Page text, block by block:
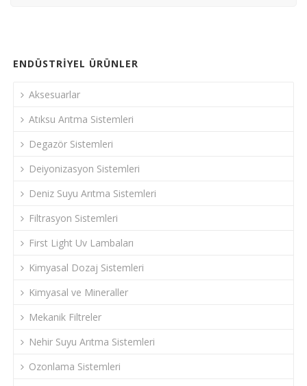
ENDÜSTRIYEL ÜRÜNLER
Aksesuarlar
Atıksu Arıtma Sistemleri
Degazör Sistemleri
Deiyonizasyon Sistemleri
Deniz Suyu Arıtma Sistemleri
Filtrasyon Sistemleri
First Light Uv Lambaları
Kimyasal Dozaj Sistemleri
Kimyasal ve Mineraller
Mekanik Filtreler
Nehir Suyu Arıtma Sistemleri
Ozonlama Sistemleri